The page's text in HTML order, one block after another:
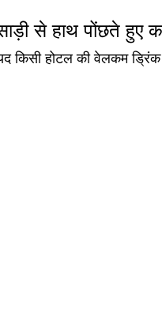
से हाथ पोंछते हुए
किसी होटल की वेलकम ड्रिंक